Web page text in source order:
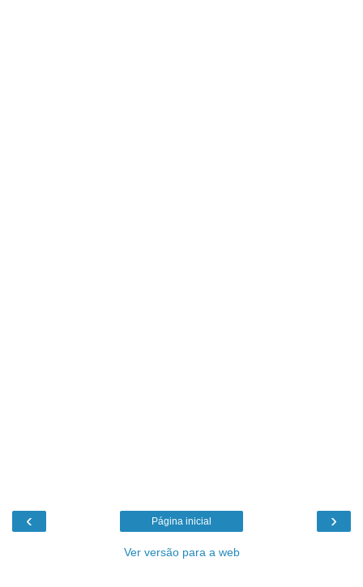
‹ ›
Página inicial
Ver versão para a web